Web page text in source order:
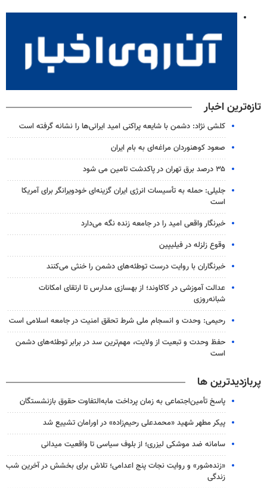
تازه‌ترین اخبار
کلشی نژاد: دشمن با شایعه‌ پراکنی امید ایرانی‌ها را نشانه گرفته است
صعود کوهنوردان مراغه‌ای به بام ایران
۳۵ درصد برق تهران در پاکدشت تامین می شود
جلیلی: حمله به تأسیسات انرژی ایران گزینه‌ای خودویرانگر برای آمریکا
است
خبرنگار واقعی امید را در جامعه زنده نگه می‌دارد
وقوع زلزله در فیلیپین
خبرنگاران با روایت درست توطئه‌های دشمن را خنثی می‌کنند
عدالت آموزشی در کاکاوند؛ از بهسازی مدارس تا ارتقای امکانات
شبانه‌روزی
رحیمی: وحدت و انسجام ملی شرط تحقق امنیت در جامعه اسلامی است
حفظ وحدت و تبعیت از ولایت، مهم‌ترین سد در برابر توطئه‌های دشمن
است
پربازدیدترین ها
پاسخ تأمین‌اجتماعی به زمان پرداخت مابه‌التفاوت حقوق بازنشستگان
پیکر مطهر شهید «محمدعلی رحیم‌زاده» در اورامان تشییع شد
سامانه ضد موشکی لیزری؛ از بلوف سیاسی تا واقعیت میدانی
«زنده‌شور» و روایت نجات پنج اعدامی؛ تلاش برای بخشش در آخرین شب
زندگی